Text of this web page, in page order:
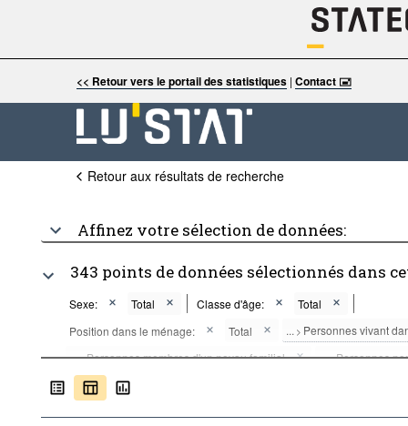
<< Retour vers le portail des statistiques |Contact 🖃
Retour aux résultats de recherche
Affinez votre sélection de données:
343 points de données sélectionnés dans
Sexe: Total Classe d'âge:
Total
Position dans le ménage:
Total ... > Personnes vivant
...>Personnes membres d'un noyau familial ...>Personnes
>Personnes ne vivant pas dans un ménage privé